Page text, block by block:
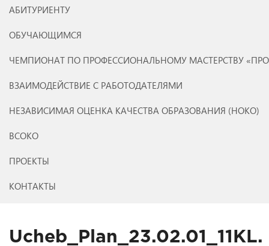
АБИТУРИЕНТУ
ОБУЧАЮЩИМСЯ
ЧЕМПИОНАТ ПО ПРОФЕССИОНАЛЬНОМУ МАСТЕРСТВУ
ВЗАИМОДЕЙСТВИЕ С РАБОТОДАТЕЛЯМИ
НЕЗАВИСИМАЯ ОЦЕНКА КАЧЕСТВА ОБРАЗОВАНИЯ (НОКО)
ВСОКО
ПРОЕКТЫ
КОНТАКТЫ
Ucheb_Plan_23.02.01_11KL.